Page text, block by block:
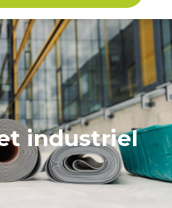
industriel